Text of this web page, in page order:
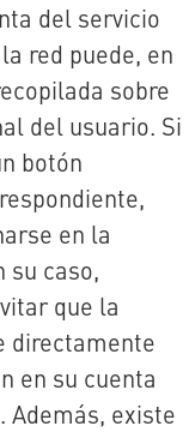
del servicio
red puede, en
sobre
del usuario. Si
botón
en la
su caso,
que la
directamente
en su cuenta
Además, existe